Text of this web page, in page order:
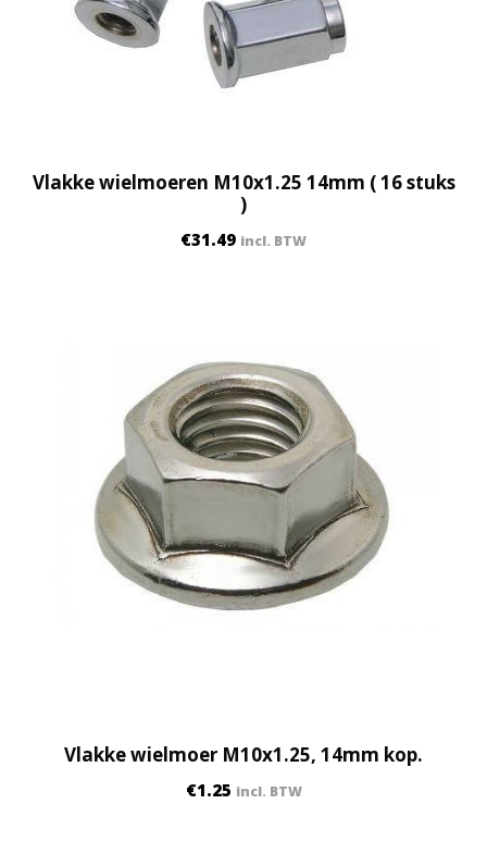
Vlakke wielmoeren M10x1.25 14mm ( 16 stuks
)
€31.49 incl. BTW
Vlakke wielmoer M10x1.25, 14mm kop.
€1.25 incl. BTW